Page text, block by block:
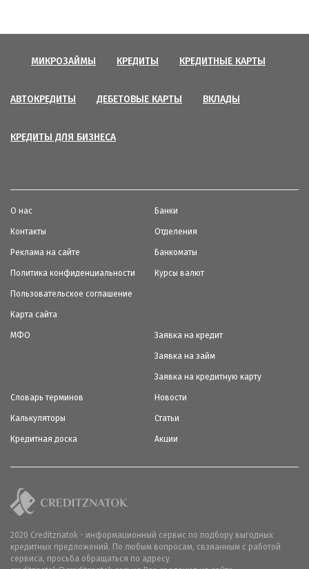
МИКРОЗАЙМЫ КРЕДИТЫ КРЕДИТНЫЕ КАРТЫ
АВТОКРЕДИТЫ ДЕБЕТОВЫЕ КАРТЫ ВКЛАДЫ
КРЕДИТЫ ДЛЯ БИЗНЕСА
О нас
Контакты
Реклама на сайте
Политика конфиденциальности
Пользовательское соглашение
Карта сайта
Банки
Отделения
Банкоматы
Курсы валют
МФО Заявка на кредит
Заявка на займ
Заявка на кредитную карту
Словарь терминов
Калькуляторы
Кредитная доска
Новости
Статьи
Акции
2020 Creditznatok - информационный сервис по подбору выгодных
кредитных предложений. По любым вопросам, свзяанным с работой
сервиса, просьба обращаться по адресу